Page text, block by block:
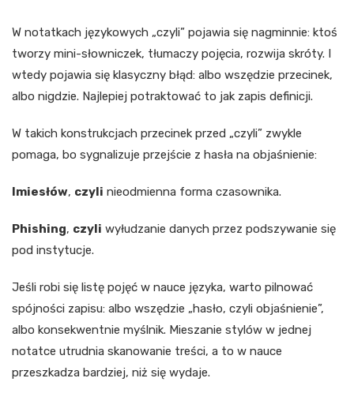
W notatkach językowych „czyli” pojawia się nagminnie: ktoś
tworzy mini-słowniczek, tłumaczy pojęcia, rozwija skróty. I
wtedy pojawia się klasyczny błąd: albo wszędzie przecinek,
albo nigdzie. Najlepiej potraktować to jak zapis definicji.
W takich konstrukcjach przecinek przed „czyli” zwykle
pomaga, bo sygnalizuje przejście z hasła na objaśnienie:
Imiesłów, czyli nieodmienna forma czasownika.
Phishing, czyli wyłudzanie danych przez podszywanie się
pod instytucje.
Jeśli robi się listę pojęć w nauce języka, warto pilnować
spójności zapisu: albo wszędzie „hasło, czyli objaśnienie”,
albo konsekwentnie myślnik. Mieszanie stylów w jednej
notatce utrudnia skanowanie treści, a to w nauce
przeszkadza bardziej, niż się wydaje.